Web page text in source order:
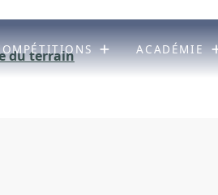
ACADÉMIE
du terrain